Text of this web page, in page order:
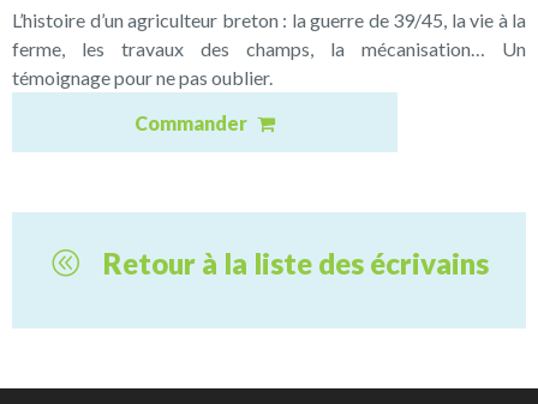
L’histoire d’un agriculteur breton : la guerre de 39/45, la vie à la
ferme, les travaux des champs, la mécanisation… Un
témoignage pour ne pas oublier.
Commander
Retour à la liste des écrivains